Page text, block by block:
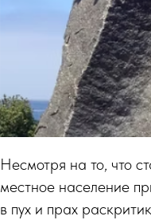
Несмотря на то, что
местное население
в пух и прах